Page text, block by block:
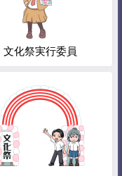
文化祭実行委員